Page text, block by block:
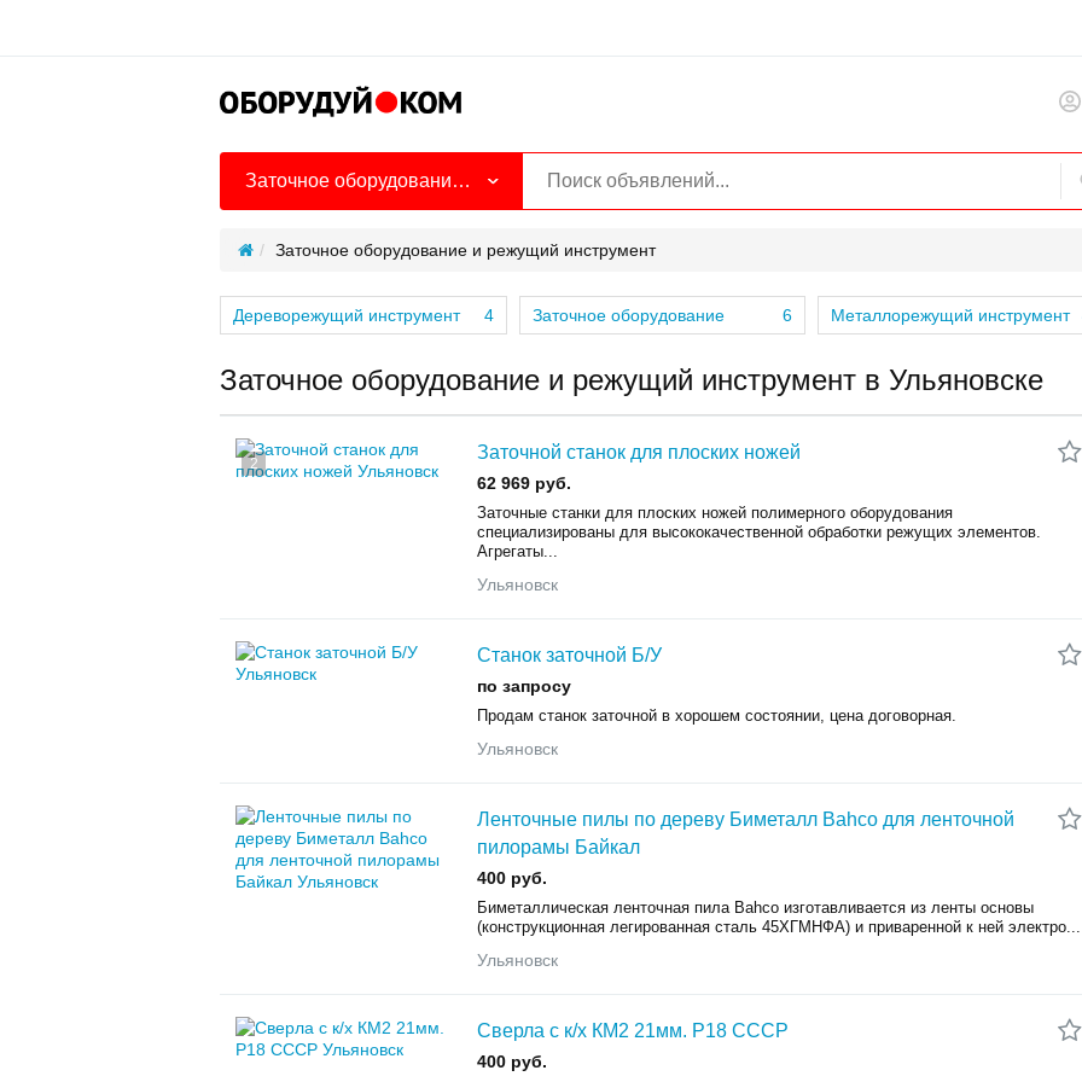
Заточное оборудование и режущий инструмент
Заточное оборудование и режущий инструмент
4
Дереворежущий инструмент 6
Заточное оборудование Металлорежущий инструмент
Заточное оборудование и режущий инструмент в Ульяновске
2
Заточной станок для плоских ножей
62 969 руб.
Заточные станки для плоских ножей полимерного оборудования
специализированы для высококачественной обработки режущих элементов.
Агрегаты...
Ульяновск
Станок заточной Б/У
по запросу
Продам станок заточной в хорошем состоянии, цена договорная.
Ульяновск
Ленточные пилы по дереву Биметалл Bahco для ленточной
пилорамы Байкал
400 руб.
Биметаллическая ленточная пила Bahco изготавливается из ленты основы
(конструкционная легированная сталь 45ХГМНФА) и приваренной к ней электро...
Ульяновск
Сверла с к/х КМ2 21мм. Р18 СССР
400 руб.